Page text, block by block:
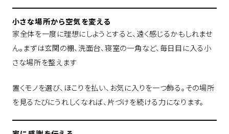
小さな場所から空気を変える
家全体を一度に理想にしようとすると、遠く感じるかもしれませ
ん。まずは玄関の棚、洗面台、寝室の一角など、毎日目に入る小
さな場所を整えます
置くモノを選び、ほこりを払い、お気に入りを一つ飾る。その場所
を見るたびにうれしくなれば、片づけを続ける力になります。